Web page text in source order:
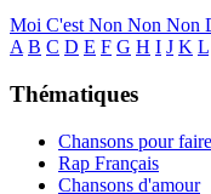
Moi C'est Non Non Non
A B C D E F G H I J K L
Thématiques
Chansons pour
Rap Français
Chansons d'amour